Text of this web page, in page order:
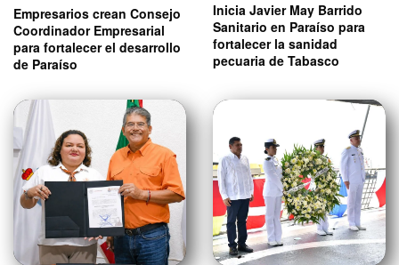
Empresarios crean Consejo
Coordinador Empresarial
para fortalecer el desarrollo
de Paraíso
Inicia Javier May Barrido
Sanitario en Paraíso para
fortalecer la sanidad
pecuaria de Tabasco